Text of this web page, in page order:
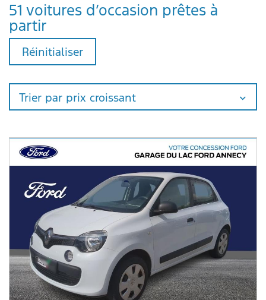
51 voitures d’occasion prêtes à
partir
Réinitialiser
Trier par prix croissant